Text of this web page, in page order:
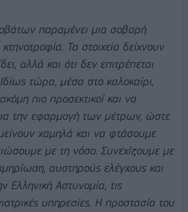
παραμένει μια σοβαρή
Τα στοιχεία δείχνουν
αλλά και ότι δεν επιτρέπεται
τώρα, μέσα στο καλοκαίρι,
πιο προσεκτικοί και να
την εφαρμογή των μέτρων, ώστε
χαμηλά και να φτάσουμε
με τη νόσο. Συνεχίζουμε με
αυστηρούς ελέγχους και
Ελληνική Αστυνομία, τις
υπηρεσίες. Η προστασία του